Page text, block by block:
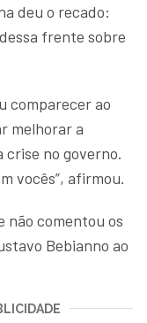
deu o recado:
frente sobre
comparecer ao
melhorar a
crise no governo.
vocês”, afirmou.
não comentou os
Bebianno ao